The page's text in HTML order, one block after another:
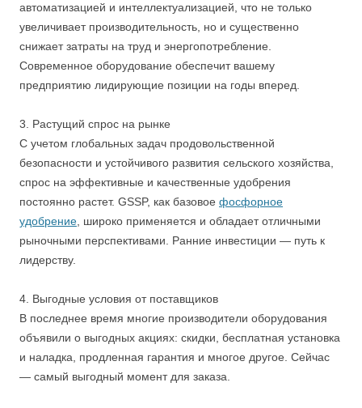
автоматизацией и интеллектуализацией, что не только
увеличивает производительность, но и существенно
снижает затраты на труд и энергопотребление.
Современное оборудование обеспечит вашему
предприятию лидирующие позиции на годы вперед.
3. Растущий спрос на рынке
С учетом глобальных задач продовольственной
безопасности и устойчивого развития сельского хозяйства,
спрос на эффективные и качественные удобрения
постоянно растет. GSSP, как базовое фосфорное
удобрение , широко применяется и обладает отличными
рыночными перспективами. Ранние инвестиции — путь к
лидерству.
4. Выгодные условия от поставщиков
В последнее время многие производители оборудования
объявили о выгодных акциях: скидки, бесплатная установка
и наладка, продленная гарантия и многое другое. Сейчас
— самый выгодный момент для заказа.